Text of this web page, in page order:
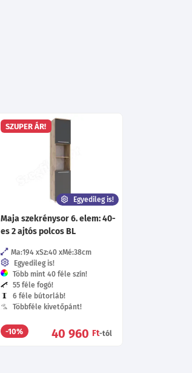
SZUPER ÁR!
Egyedileg is!
Maja szekrénysor 6. elem: 40-
es 2 ajtós polcos BL
Ma:194 Sz:40 Mé:38cm
Egyedileg is!
Több mint 40 féle szín!
55 féle fogó!
6 féle bútorláb!
Többféle kivetőpánt!
-10% 40 960 Ft-tól